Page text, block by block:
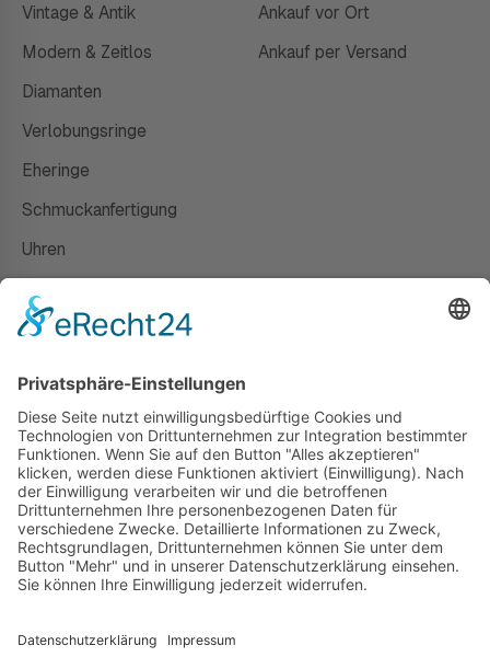
Vintage & Antik
Modern & Zeitlos
Diamanten
Verlobungsringe
Eheringe
Schmuckanfertigung
Uhren
Ankauf vor Ort
Ankauf per Versand
Susanne Steiger
Geschäfte
Newsletter
Kontakt
© 2026 JUWELIER STEIGER